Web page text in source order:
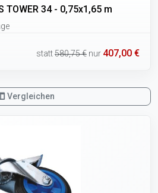
TOWER 34 - 0,75x1,65 m
statt580,75 € nur 407,00 €
Vergleichen